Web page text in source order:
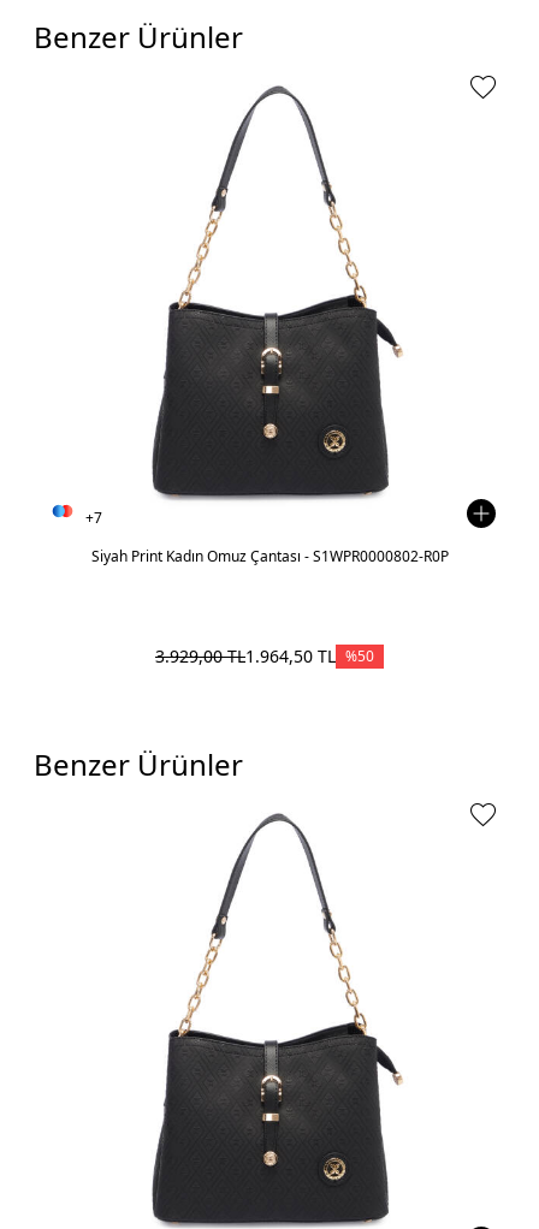
Benzer Ürünler
+7
Siyah Print Kadın Omuz Çantası - S1WPR0000802-R0P
3.929,00TL1.964,50 TL %50
Benzer Ürünler